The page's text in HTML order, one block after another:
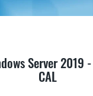
Server 2019
CAL